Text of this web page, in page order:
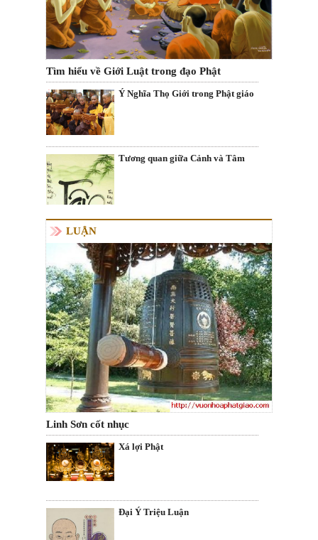
Tìm hiểu về Giới Luật trong đạo Phật
Ý Nghĩa Thọ Giới trong Phật giáo
Tương quan giữa Cảnh và Tâm
LUẬN
Linh Sơn cốt nhục
Xá lợi Phật
Ðại Ý Triệu Luận